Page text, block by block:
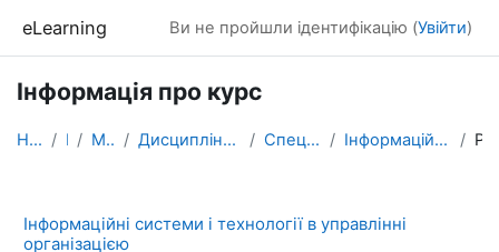
eLearning Ви не пройшли ідентифікацію (Увійти)
Інформація про курс
На головну Курси МАГІСТРАТУРА Дисципліни, які формують фахові компетентності Спеціальність МЕНЕДЖМЕНТ Інформаційні системи і технології в управлінні орг...
Інформаційні системи і технології в управлінні
організацією